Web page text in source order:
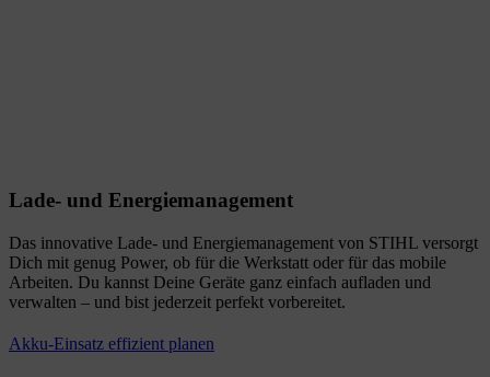
Lade- und Energiemanagement
Das innovative Lade- und Energiemanagement von STIHL versorgt
Dich mit genug Power, ob für die Werkstatt oder für das mobile
Arbeiten. Du kannst Deine Geräte ganz einfach aufladen und
verwalten – und bist jederzeit perfekt vorbereitet.
Akku-Einsatz effizient planen